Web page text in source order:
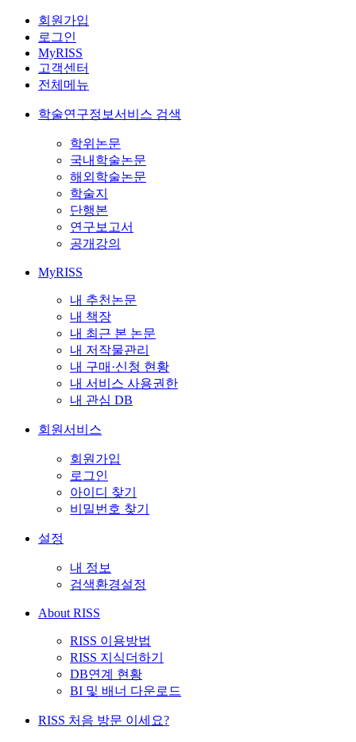
회원가입
로그인
MyRISS
고객센터
전체메뉴
학술연구정보서비스 검색
학위논문
국내학술논문
해외학술논문
학술지
단행본
연구보고서
공개강의
MyRISS
내 추천논문
내 책장
내 최근 본 논문
내 저작물관리
내 구매·신청 현황
내 서비스 사용권한
내 관심 DB
회원서비스
회원가입
로그인
아이디 찾기
비밀번호 찾기
설정
내 정보
검색환경설정
About RISS
RISS 이용방법
RISS 지식더하기
DB연계 현황
BI 및 배너 다운로드
RISS 처음 방문 이세요?